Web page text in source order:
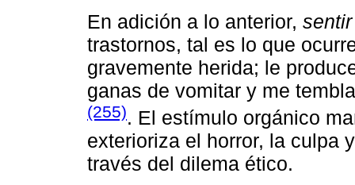
En adición a lo anterior, sentir
trastornos, tal es lo que
gravemente herida; le
ganas de vomitar y me
(255). El estímulo orgánico
exterioriza el horror, la culpa
través del dilema ético.